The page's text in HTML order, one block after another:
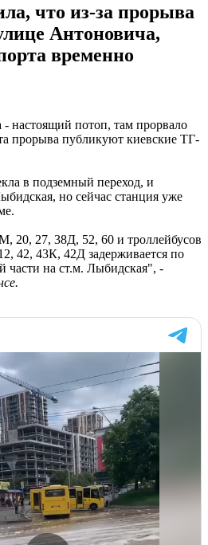
что из-за прорыва
Антоновича,
временно
- настоящий потоп, там прорвало
прорыва публикуют киевские ТГ-
в подземный переход, и
но сейчас станция уже
20, 27, 38Д, 52, 60 и троллейбусов
42, 43К, 42Д задерживается по
части на ст.м. Лыбидская", -